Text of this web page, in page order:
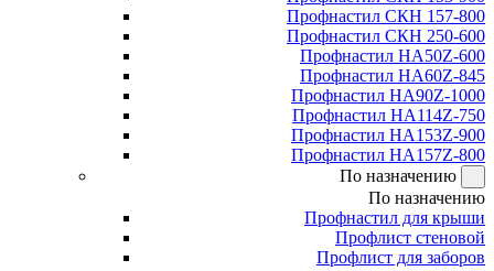
Профнастил СКН 157-800
Профнастил СКН 250-600
Профнастил НА50Z-600
Профнастил НА60Z-845
Профнастил НА90Z-1000
Профнастил НА114Z-750
Профнастил НА153Z-900
Профнастил НА157Z-800
По назначению
По назначению
Профнастил для крыши
Профлист стеновой
Профлист для заборов